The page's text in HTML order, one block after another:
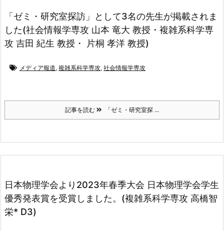
「ゼミ・研究室探訪」として3名の先生が掲載されま
した(社会情報学専攻 山本 竜大 教授・複雑系科学専
攻 吉田 紀生 教授・ 片桐 孝洋 教授)
メディア報道, 複雑系科学専攻, 社会情報学専攻
記事を読む 「ゼミ・研究室探 ...
日本物理学会より2023年春季大会 日本物理学会学生
優秀発表賞を受賞しました。(複雑系科学専攻 高橋智
栄* D3)